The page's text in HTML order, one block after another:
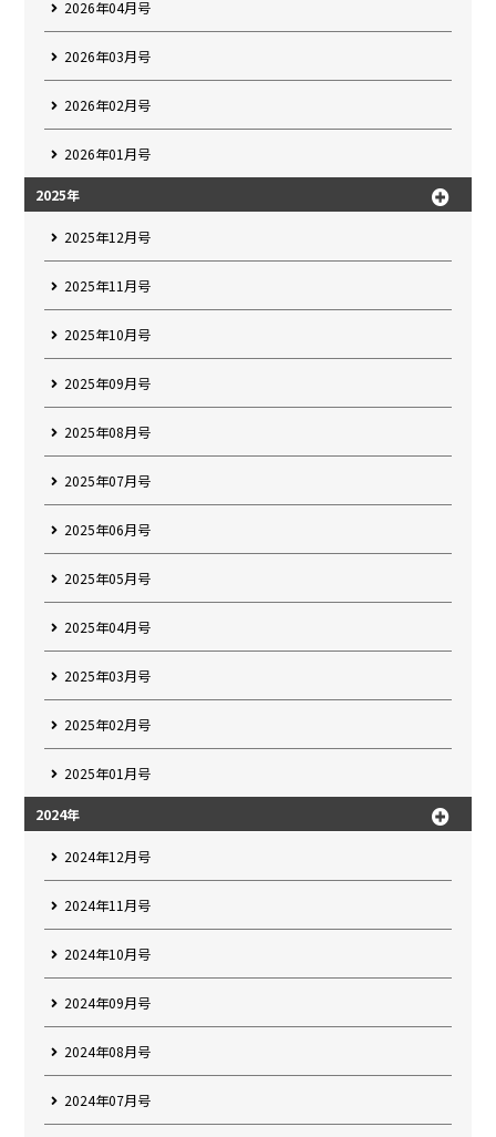
2026年04月号
2026年03月号
2026年02月号
2026年01月号
2025年
2025年12月号
2025年11月号
2025年10月号
2025年09月号
2025年08月号
2025年07月号
2025年06月号
2025年05月号
2025年04月号
2025年03月号
2025年02月号
2025年01月号
2024年
2024年12月号
2024年11月号
2024年10月号
2024年09月号
2024年08月号
2024年07月号